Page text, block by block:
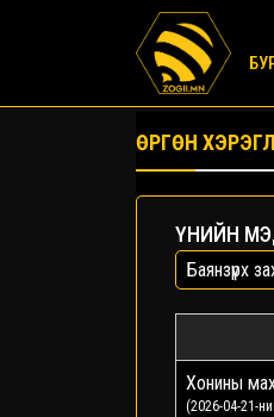
ӨРГӨН
ҮНИЙН
Хонины
(2026-04-21-